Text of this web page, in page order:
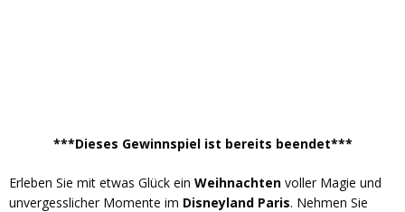
***Dieses Gewinnspiel ist bereits beendet***
Erleben Sie mit etwas Glück ein Weihnachten voller Magie und
unvergesslicher Momente im Disneyland Paris. Nehmen Sie